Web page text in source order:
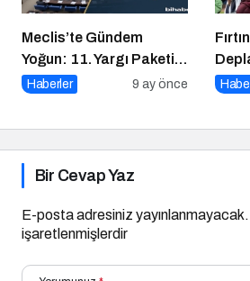
Meclis’te Gündem
Yoğun: 11. Yargı Paketi
ve Memur Zammında
Haberler 9 ay önce
Bir Cevap Yaz
E-posta adresiniz yayınlanmayacak.
işaretlenmişlerdir